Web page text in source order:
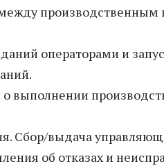
операторами и
выполнении
Сбор/выдача
об отказах и